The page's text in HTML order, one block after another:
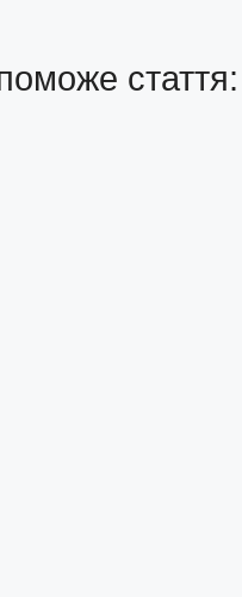
стаття: